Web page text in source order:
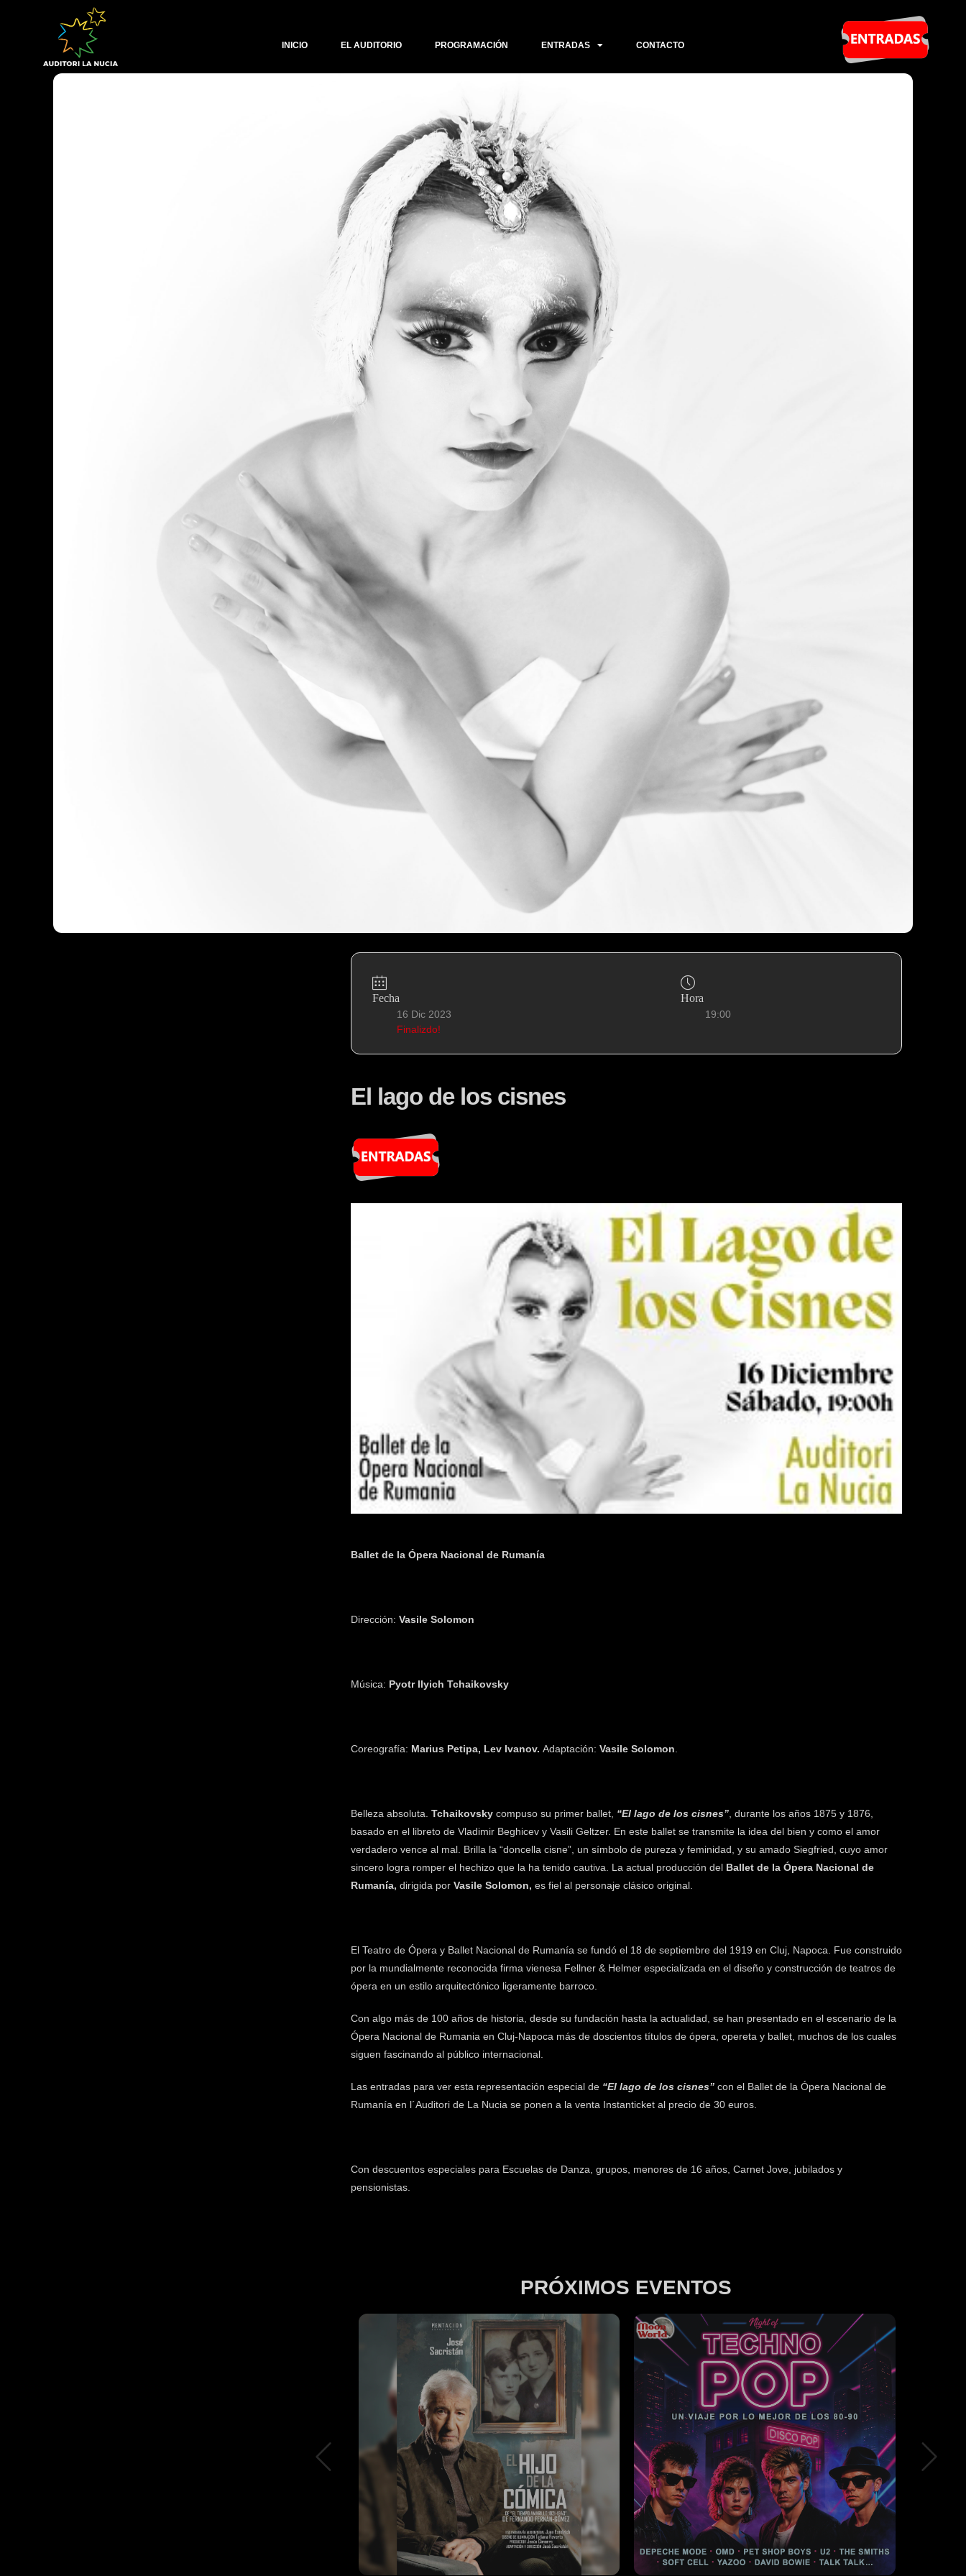
INICIO EL AUDITORIO PROGRAMACIÓN ENTRADAS CONTACTO
Fecha
16 Dic 2023
Finalizdo!
Hora
19:00
El lago de los cisnes
Ballet de la Ópera Nacional de Rumanía
Dirección: Vasile Solomon
Música: Pyotr Ilyich Tchaikovsky
Coreografía: Marius Petipa, Lev Ivanov. Adaptación: Vasile Solomon.
Belleza absoluta. Tchaikovsky compuso su primer ballet, “El lago de los cisnes”, durante los años 1875 y 1876,
basado en el libreto de Vladimir Beghicev y Vasili Geltzer. En este ballet se transmite la idea del bien y como el amor
verdadero vence al mal. Brilla la “doncella cisne”, un símbolo de pureza y feminidad, y su amado Siegfried, cuyo amor
sincero logra romper el hechizo que la ha tenido cautiva. La actual producción del Ballet de la Ópera Nacional de
Rumanía, dirigida por Vasile Solomon, es fiel al personaje clásico original.
El Teatro de Ópera y Ballet Nacional de Rumanía se fundó el 18 de septiembre del 1919 en Cluj, Napoca. Fue construido
por la mundialmente reconocida firma vienesa Fellner & Helmer especializada en el diseño y construcción de teatros de
ópera en un estilo arquitectónico ligeramente barroco.
Con algo más de 100 años de historia, desde su fundación hasta la actualidad, se han presentado en el escenario de la
Ópera Nacional de Rumania en Cluj-Napoca más de doscientos títulos de ópera, opereta y ballet, muchos de los cuales
siguen fascinando al público internacional.
Las entradas para ver esta representación especial de “El lago de los cisnes”con el Ballet de la Ópera Nacional de
Rumanía en l´Auditori de La Nucia se ponen a la venta Instanticket al precio de 30 euros.
Con descuentos especiales para Escuelas de Danza, grupos, menores de 16 años, Carnet Jove, jubilados y
pensionistas.
PRÓXIMOS EVENTOS